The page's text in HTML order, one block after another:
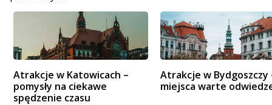
Atrakcje w Katowicach –
pomysły na ciekawe
spędzenie czasu
Atrakcje w Bydgoszczy
miejsca warte